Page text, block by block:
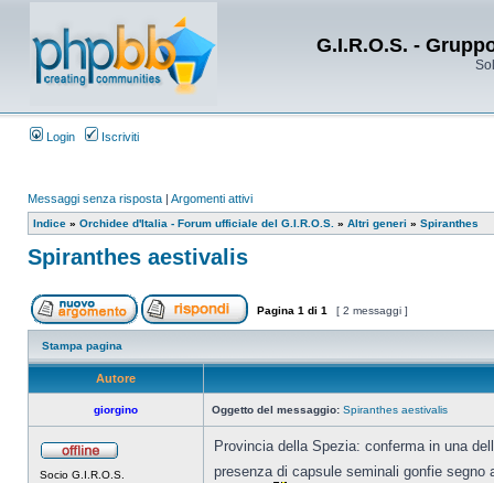
G.I.R.O.S. -
Login Iscriviti
Messaggi senza risposta | Argomenti attivi
Indice » Orchidee d'Italia - Forum ufficiale del G.I.R.O.S. » Altri generi » Spiranthes
Spiranthes aestivalis
Pagina 1 di 1 [ 2 messaggi ]
Stampa pagina
Autore
giorgino Oggetto del messaggio: Spiranthes aestivalis
Socio G.I.R.O.S.
Provincia della Spezia: conferma in una
presenza di capsule seminali gonfie